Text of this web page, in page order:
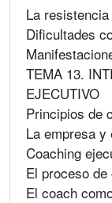
La
Dificultades
TEMA 13.
EJECUTIVO
Principios de
La empresa y
Coaching
El proceso
El coach